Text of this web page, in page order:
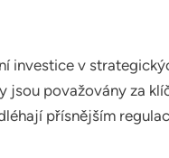
investice v
jsou považovány za
přísnějším